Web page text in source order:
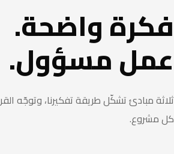
فكرة واضحة.
عمل مسؤول.
ثلاثة مبادئ تشكّل طريقة تفكيرنا، وتوجّه
كل مشروع.